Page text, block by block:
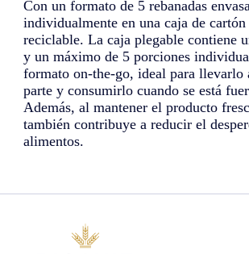
Con un formato de 5 rebanadas
individualmente en una caja de
reciclable. La caja plegable contiene
y un máximo de 5 porciones
formato on-the-go, ideal para llevarlo
parte y consumirlo cuando se está
Además, al mantener el producto
también contribuye a reducir el
alimentos.